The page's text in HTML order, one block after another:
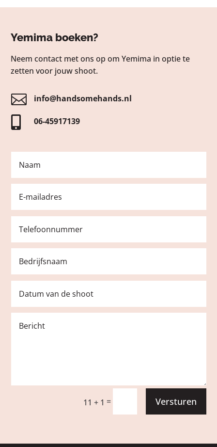
Yemima boeken?
Neem contact met ons op om Yemima in optie te
zetten voor jouw shoot.
 info@handsomehands.nl
 06-45917139
11 + 1 = Versturen